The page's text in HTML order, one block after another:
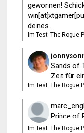
gewonnen!
deines...
Im Test: The Rogue
Sands of
Zeit für
Im Test: The Rogue
Prince of
Im Test: The Rogue